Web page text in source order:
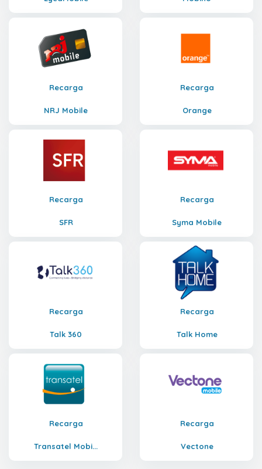
Recarga
NRJ Mobile
Recarga
Orange
Recarga
SFR
Recarga
Syma Mobile
Recarga
Talk 360
Recarga
Talk Home
Recarga
Transatel Mobi...
Recarga
Vectone